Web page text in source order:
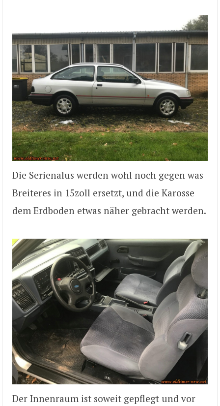
Die Serienalus werden wohl noch gegen was
Breiteres in 15zoll ersetzt, und die Karosse
dem Erdboden etwas näher gebracht werden.
Der Innenraum ist soweit gepflegt und vor